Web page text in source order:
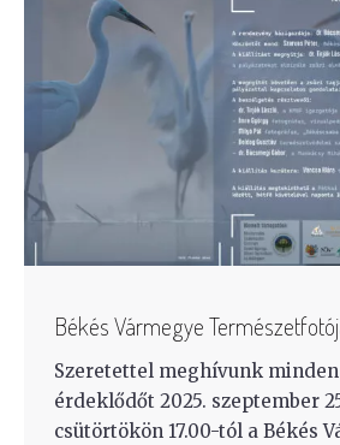
Békés Vármegye
Szeretettel meghívunk
érdeklődőt 2025. szeptember
csütörtökön 17.00-tól a Békés